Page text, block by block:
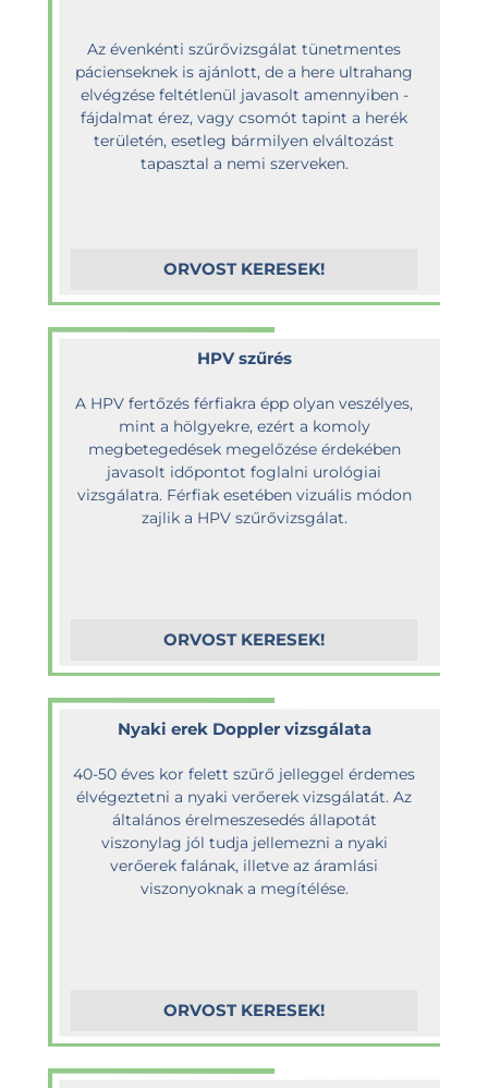
Az évenkénti szűrővizsgálat tünetmentes
pácienseknek is ajánlott, de a here ultrahang
elvégzése feltétlenül javasolt amennyiben -
fájdalmat érez, vagy csomót tapint a herék
területén, esetleg bármilyen elváltozást
tapasztal a nemi szerveken.
ORVOST KERESEK!
HPV szűrés
A HPV fertőzés férfiakra épp olyan veszélyes,
mint a hölgyekre, ezért a komoly
megbetegedések megelőzése érdekében
javasolt időpontot foglalni urológiai
vizsgálatra. Férfiak esetében vizuális módon
zajlik a HPV szűrővizsgálat.
ORVOST KERESEK!
Nyaki erek Doppler vizsgálata
40-50 éves kor felett szűrő jelleggel érdemes
élvégeztetni a nyaki verőerek vizsgálatát. Az
általános érelmeszesedés állapotát
viszonylag jól tudja jellemezni a nyaki
verőerek falának, illetve az áramlási
viszonyoknak a megítélése.
ORVOST KERESEK!